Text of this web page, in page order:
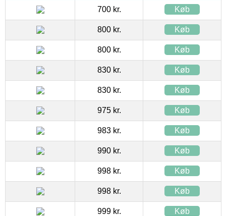
700 kr. Køb
800 kr. Køb
800 kr. Køb
830 kr. Køb
830 kr. Køb
975 kr. Køb
983 kr. Køb
990 kr. Køb
998 kr. Køb
998 kr. Køb
999 kr. Køb